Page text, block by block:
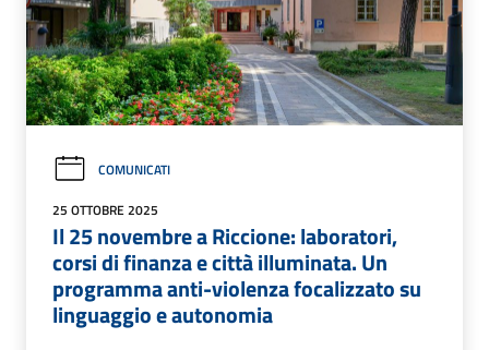
COMUNICATI
25 OTTOBRE 2025
Il 25 novembre a Riccione: laboratori,
corsi di finanza e città illuminata. Un
programma anti-violenza focalizzato su
linguaggio e autonomia